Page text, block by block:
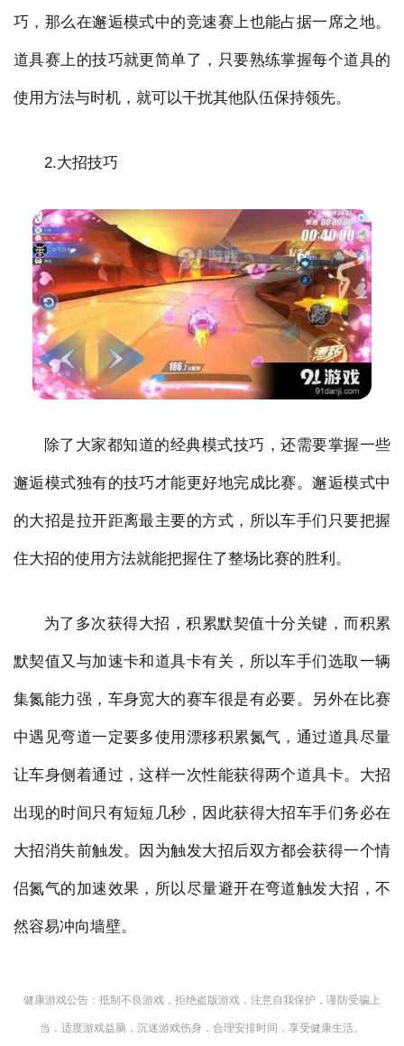
巧，那么在邂逅模式中的竞速赛上也能占据一席之地。
道具赛上的技巧就更简单了，只要熟练掌握每个道具的
使用方法与时机，就可以干扰其他队伍保持领先。
2.大招技巧
除了大家都知道的经典模式技巧，还需要掌握一些
邂逅模式独有的技巧才能更好地完成比赛。邂逅模式中
的大招是拉开距离最主要的方式，所以车手们只要把握
住大招的使用方法就能把握住了整场比赛的胜利。
为了多次获得大招，积累默契值十分关键，而积累
默契值又与加速卡和道具卡有关，所以车手们选取一辆
集氮能力强，车身宽大的赛车很是有必要。另外在比赛
中遇见弯道一定要多使用漂移积累氮气，通过道具尽量
让车身侧着通过，这样一次性能获得两个道具卡。大招
出现的时间只有短短几秒，因此获得大招车手们务必在
大招消失前触发。因为触发大招后双方都会获得一个情
侣氮气的加速效果，所以尽量避开在弯道触发大招，不
然容易冲向墙壁。
健康游戏公告：抵制不良游戏，拒绝盗版游戏，注意自我保护，谨防受骗上
当，适度游戏益脑，沉迷游戏伤身，合理安排时间，享受健康生活。